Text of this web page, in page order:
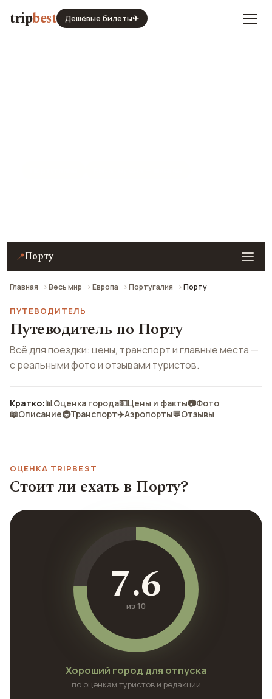
tripbest Дешёвые билеты✈
📍Порту
Главная Весь мир Европа Португалия Порту
ПУТЕВОДИТЕЛЬ
Путеводитель по Порту
Всё для поездки: цены, транспорт и главные места —
с реальными фото и отзывами туристов.
Кратко:📊Оценка города💵Цены и факты📷Фото
📖Описание🚇Транспорт✈️Аэропорты💬Отзывы
ОЦЕНКА TRIPBEST
Стоит ли ехать в Порту?
7.6
из 10
Хороший город для отпуска
по оценкам туристов и редакции